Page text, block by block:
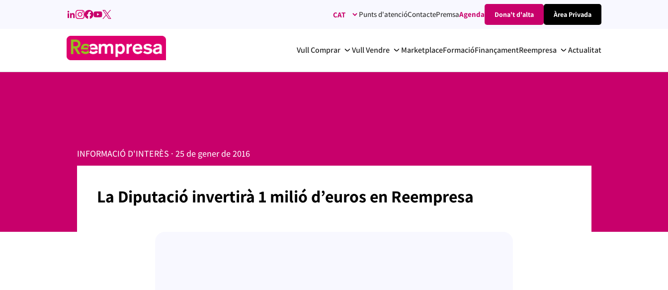
Punts d'atencióContactePremsaAgenda Dona't d'alta Àrea Privada
Vull Comprar Vull Vendre MarketplaceFormacióFinançamentReempresa Actualitat
INFORMACIÓ D'INTERÈS · 25 de gener de 2016
La Diputació invertirà 1 milió d’euros en Reempresa